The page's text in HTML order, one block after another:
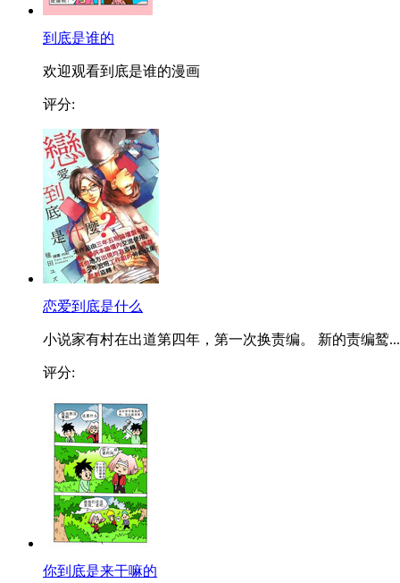
到底是谁的
欢迎观看到底是谁的漫画
评分:
恋爱到底是什么
小说家有村在出道第四年，第一次换责编。 新的责编鹫...
评分:
你到底是来干嘛的